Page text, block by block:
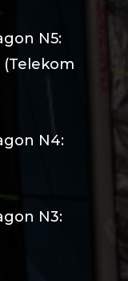
N5:
(Telekom
N4:
N3: